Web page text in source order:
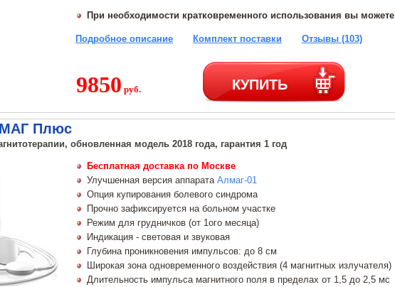
При необходимости кратковременного использования вы можете
Подробное описание Комплект поставки Отзывы (103)
9850 руб. КУПИТЬ
Плюс
обновленная модель 2018 года, гарантия 1 год
Бесплатная доставка по Москве
Улучшенная версия аппарата Алмаг-01
Опция купирования болевого синдрома
Прочно зафиксируется на больном участке
Режим для грудничков (от 1ого месяца)
Индикация - световая и звуковая
Глубина проникновения импульсов: до 8 см
Широкая зона одновременного воздействия (4 магнитных излучателя)
Длительность импульса магнитного поля в пределах от 1,5 до 2,5 мс